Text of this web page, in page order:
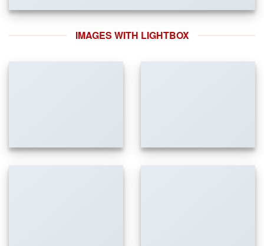
IMAGES WITH LIGHTBOX